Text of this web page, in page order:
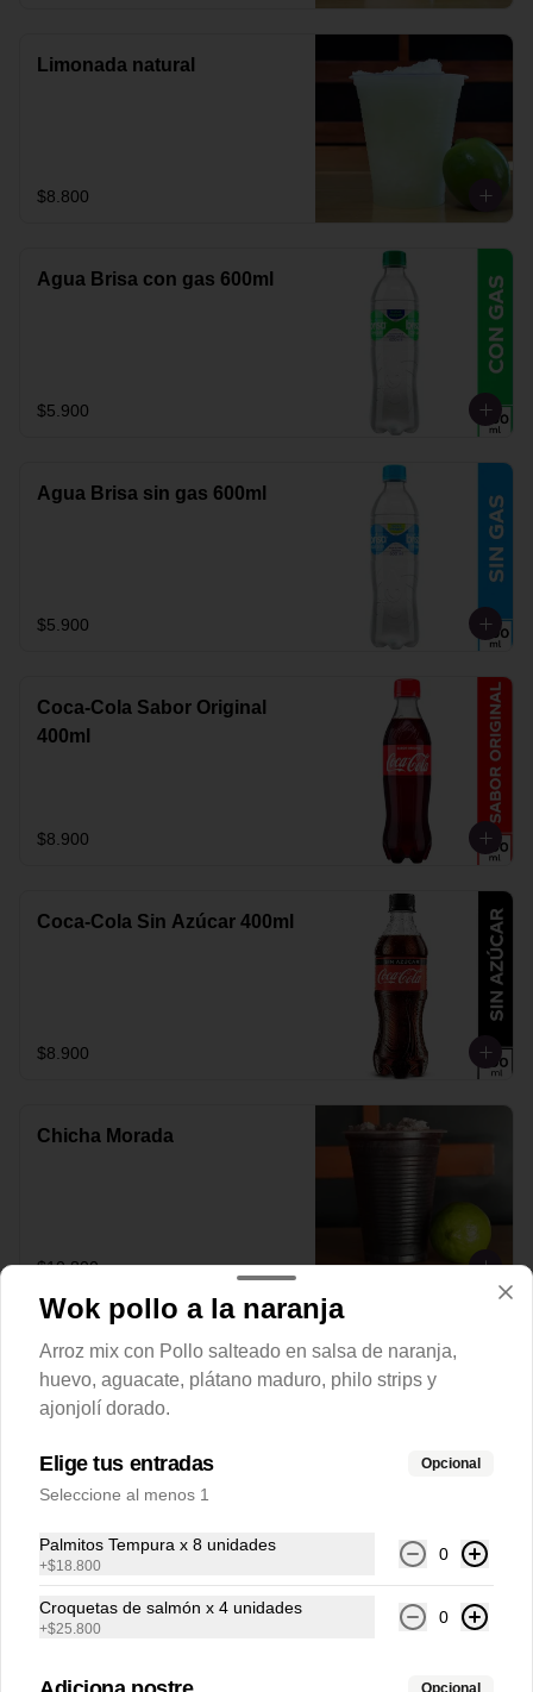
Limonada natural
$8.800
Agua Brisa con gas 600ml
$5.900
Agua Brisa sin gas 600ml
$5.900
Coca-Cola Sabor Original
400ml
$8.900
Coca-Cola Sin Azúcar 400ml
$8.900
Chicha Morada
$10.800
Conócenos
Zona de Delivery
Wok pollo a la naranja
Arroz mix con Pollo salteado en salsa de naranja,
huevo, aguacate, plátano maduro, philo strips y
ajonjolí dorado.
Elige tus entradas Opcional
Seleccione al menos 1
Palmitos Tempura x 8 unidades
+$18.800
0
Croquetas de salmón x 4 unidades
+$25.800
0
Opcional